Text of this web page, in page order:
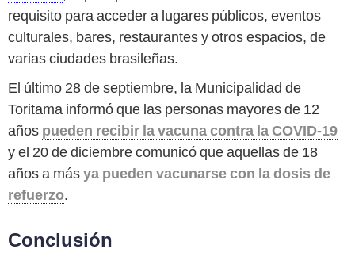
requisito para acceder a lugares públicos, eventos
culturales, bares, restaurantes y otros espacios, de
varias ciudades brasileñas.
El último 28 de septiembre, la Municipalidad de
Toritama informó que las personas mayores de 12
años pueden recibir la vacuna contra la COVID-19
y el 20 de diciembre comunicó que aquellas de 18
años a másya pueden vacunarse con la dosis de
refuerzo.
Conclusión